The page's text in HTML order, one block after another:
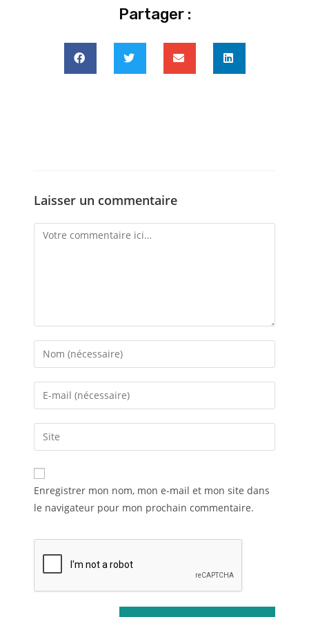
Partager :
Laisser un commentaire
Enregistrer mon nom, mon e-mail et mon site dans
le navigateur pour mon prochain commentaire.